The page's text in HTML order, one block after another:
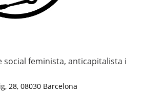
social feminista, anticapitalista i
28, 08030 Barcelona